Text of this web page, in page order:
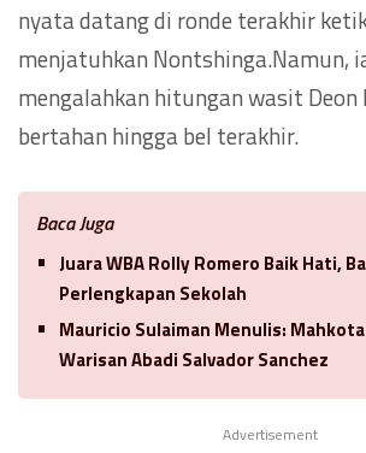
nyata datang di ronde terakhir
menjatuhkan Nontshinga.Namun,
mengalahkan hitungan wasit Deon
bertahan hingga bel terakhir.
Baca Juga
Juara WBA Rolly Romero Baik Hati,
Perlengkapan Sekolah
Mauricio Sulaiman Menulis:
Warisan Abadi Salvador Sanchez
Advertisement